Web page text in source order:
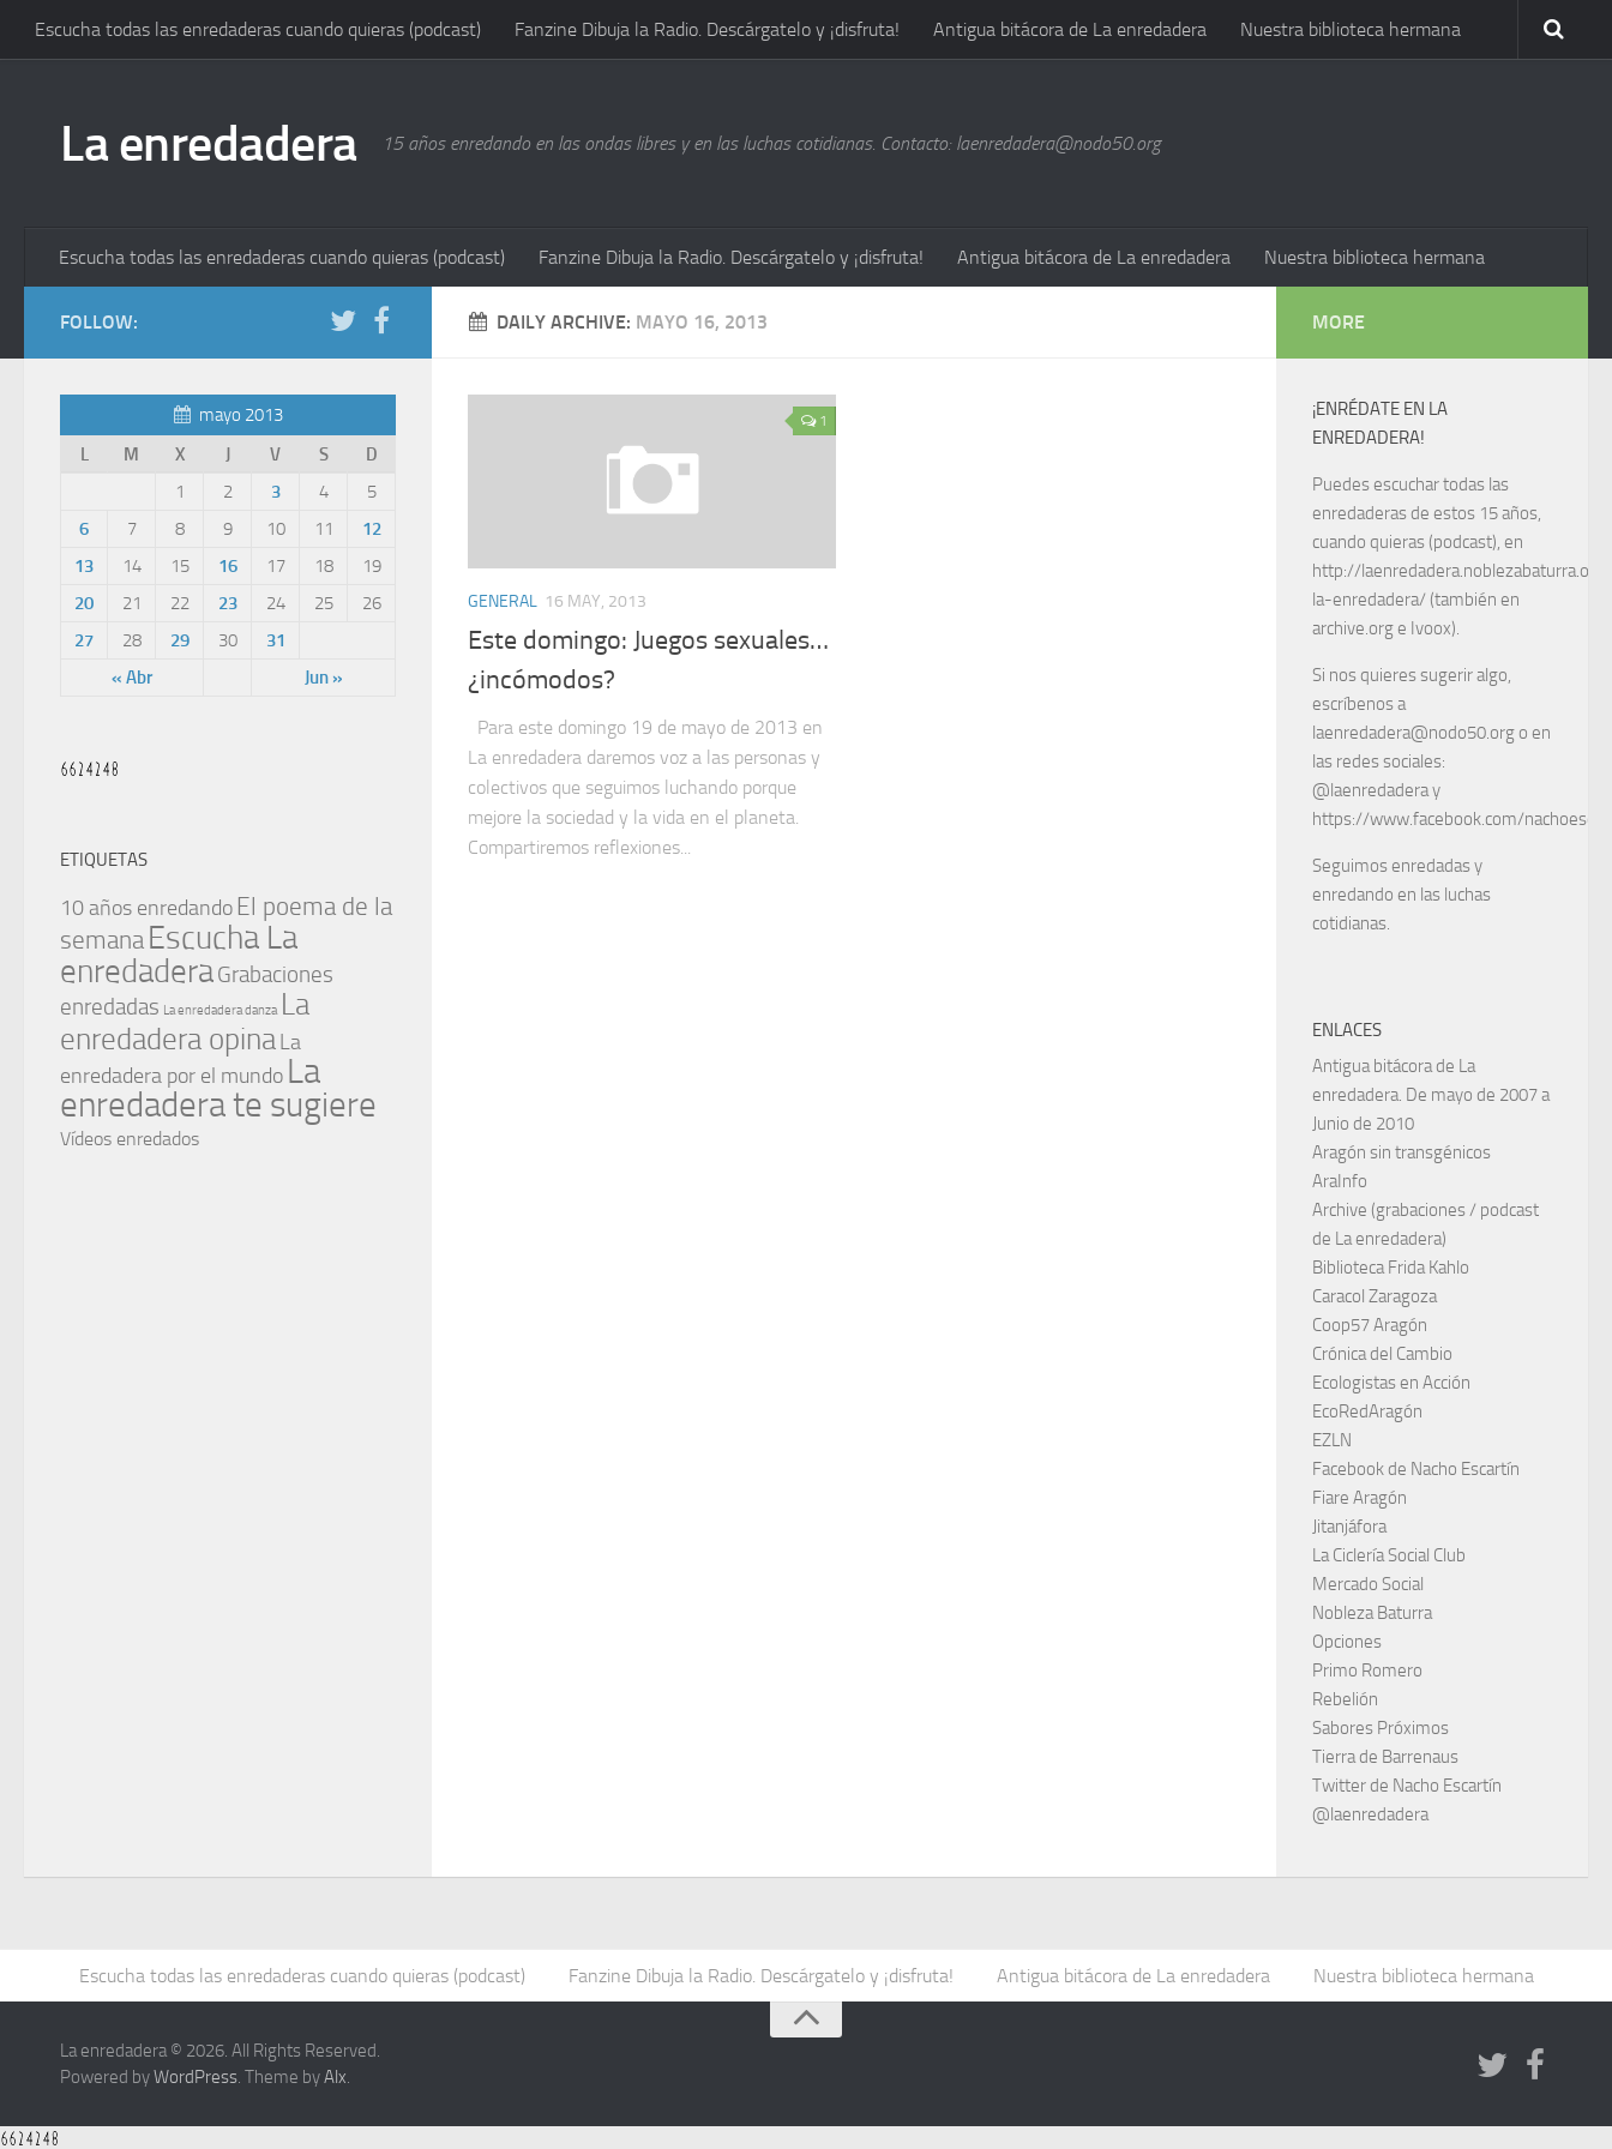
Escucha todas las enredaderas cuando quieras (podcast) Fanzine Dibuja la Radio. Descárgatelo y ¡disfruta! Antigua bitácora de La enredadera Nuestra biblioteca hermana
La enredadera 15 años enredando en las ondas libres y en las luchas cotidianas. Contacto: laenredadera@nodo50.org
Escucha todas las enredaderas cuando quieras (podcast) Fanzine Dibuja la Radio. Descárgatelo y ¡disfruta! Antigua bitácora de La enredadera Nuestra biblioteca hermana
DAILY ARCHIVE: MAYO 16, 2013
1
GENERAL 16 MAY, 2013
Este domingo: Juegos sexuales…
¿incómodos?
Para este domingo 19 de mayo de 2013 en
La enredadera daremos voz a las personas y
colectivos que seguimos luchando porque
mejore la sociedad y la vida en el planeta.
Compartiremos reflexiones...
FOLLOW:
mayo 2013
L
M X J V S D
« Abr Jun »
1 2 3 4
5
6
7 8 9 10 11
12
13
14 15 16 17 18
19
20
21 22 23 24 25
26
27
28 29 30 31
ETIQUETAS
10 años enredando El poema de la
semana Escucha La
enredaderaGrabaciones
enredadas La enredadera danza La
enredadera opina La
enredadera por el mundo La
enredadera te sugiere
Vídeos enredados
MORE
¡ENRÉDATE EN LA
ENREDADERA!
Puedes escuchar todas las
enredaderas de estos 15 años,
cuando quieras (podcast), en
http://
la-enredadera/ (también en
archive.org e Ivoox).
Si nos quieres sugerir algo,
escríbenos a
laenredadera@nodo50.org o en
las redes sociales:
@laenredadera y
https://www.facebook.com/
Seguimos enredadas y
enredando en las luchas
cotidianas.
ENLACES
Antigua bitácora de La
enredadera. De mayo de 2007 a
Junio de 2010
Aragón sin transgénicos
AraInfo
Archive (grabaciones / podcast
de La enredadera)
Biblioteca Frida Kahlo
Caracol Zaragoza
Coop57 Aragón
Crónica del Cambio
Ecologistas en Acción
EcoRedAragón
EZLN
Facebook de Nacho Escartín
Fiare Aragón
Jitanjáfora
La Ciclería Social Club
Mercado Social
Nobleza Baturra
Opciones
Primo Romero
Rebelión
Sabores Próximos
Tierra de Barrenaus
Twitter de Nacho Escartín
@laenredadera
Escucha todas las enredaderas cuando quieras (podcast) Fanzine Dibuja la Radio. Descárgatelo y ¡disfruta! Antigua bitácora de La enredadera Nuestra biblioteca hermana
La enredadera © 2026. All Rights Reserved.
Powered byWordPress. Theme byAlx.